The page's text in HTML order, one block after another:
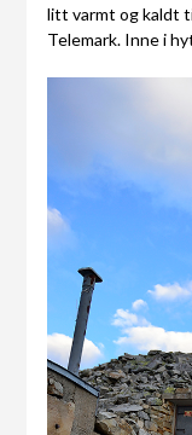
litt varmt og kaldt
Telemark. Inne i